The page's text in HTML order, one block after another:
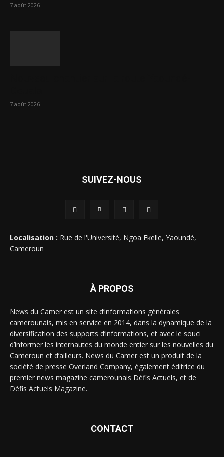
7 août 2026
7 août 2026
SUIVEZ-NOUS
Localisation : Rue de l'Université, Ngoa Ekelle, Yaoundé,
Cameroun
À PROPOS
News du Camer est un site d’informations générales
camerounais, mis en service en 2014, dans la dynamique de la
diversification des supports d’informations, et avec le souci
d’informer les internautes du monde entier sur les nouvelles du
Cameroun et d’ailleurs. News du Camer est un produit de la
société de presse Overland Company, également éditrice du
premier news magazine camerounais Défis Actuels, et de
Défis Actuels Magazine.
CONTACT